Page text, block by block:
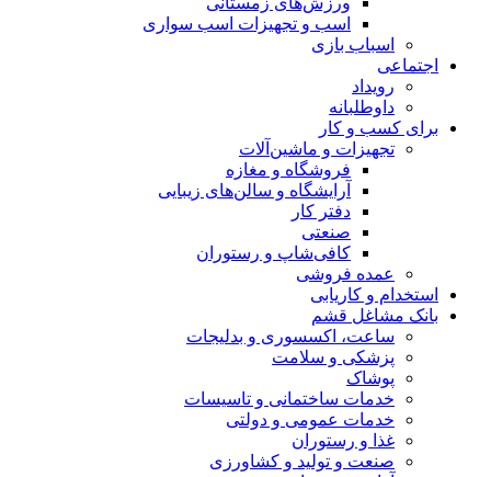
اسب و تجهیزات اسب سواری
اسباب‌ بازی
اجتماعی
رویداد
داوطلبانه
برای کسب و کار
تجهیزات و ماشین‌آلات
فروشگاه و مغازه
آرایشگاه و سالن‌های زیبایی
دفتر کار
صنعتی
کافی‌شاپ و رستوران
عمده فروشی
استخدام و کاریابی
بانک مشاغل قشم
ساعت، اکسسوری و بدلیجات
پزشکی و سلامت
پوشاک
خدمات ساختمانی و تاسیسات
خدمات عمومی و دولتی
غذا و رستوران
صنعت و تولید و کشاورزی